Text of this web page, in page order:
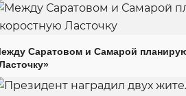
Саратовом и Самарой